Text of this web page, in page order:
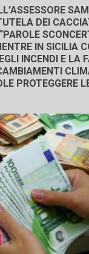
DEI
IN SICILIA
INCENDI E LA
PROTEGGERE